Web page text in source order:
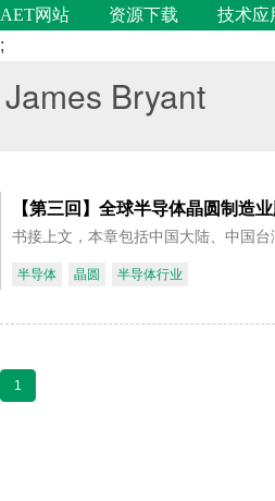
AET网站 资源下载 技术应
;
James Bryant
【第三回】全球半导体晶圆制造
书接上文，本章包括中国大陆、中国
半导体 晶圆 半导体行业
1